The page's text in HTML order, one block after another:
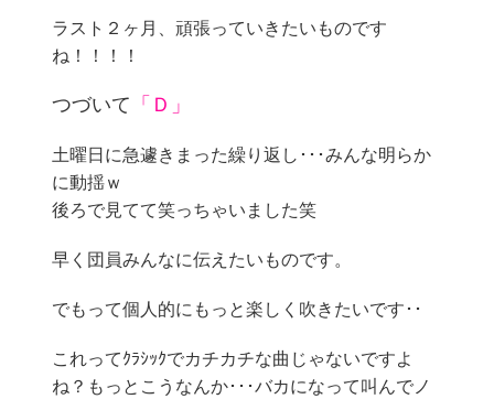
ラスト２ヶ月、頑張っていきたいものです
ね！！！！
つづいて 「Ｄ」
土曜日に急遽きまった繰り返し･･･みんな明らか
に動揺ｗ
後ろで見てて笑っちゃいました笑
早く団員みんなに伝えたいものです。
でもって個人的にもっと楽しく吹きたいです･･
これってｸﾗｼｯｸでカチカチな曲じゃないですよ
ね？もっとこうなんか･･･バカになって叫んでノ